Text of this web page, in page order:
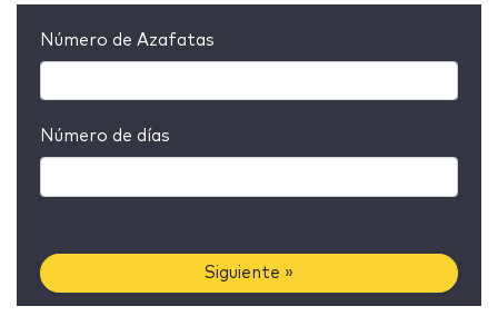
Número de Azafatas
Número de días
Siguiente »